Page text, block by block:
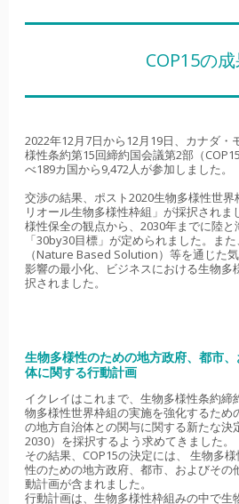
COP15の
2022年12月7日から12月19日、カナダ・
様性条約第15回締約国会議第2部（
べ189カ国から9,472人が参加しました。
交渉の結果、ポスト2020生物多様性世
リオール生物多様性枠組」が採択され
様性保全の観点から、2030年までに陸
「30by30目標」が定められました。ま
（Nature Based Solution）等を通じた
影響の最小化、ビジネスにおける生物多
択されました。
生物多様性のための地方政府、都市
体に関する行動計画
イクレイはこれまで、生物多様性条約締
物多様性世界枠組の実施を強化するため
の地方自治体との関与に関する新たな決
2030）を採択するよう求めてきました。
その結果、COP15の決定には、 生物多
性のための地方政府、都市、およびその
動計画が含まれました。
行動計画は、生物多様性枠組みの中で生